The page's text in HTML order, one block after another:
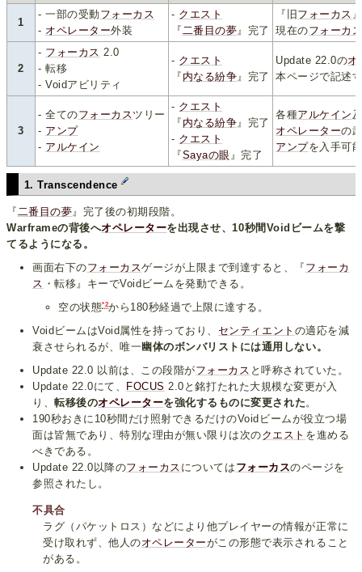
1
- 一部の受動フォーカス
- オペレーター外装
- クエスト
『二番目の夢』完了
『旧 フォーカス
現在のフォーカ
2
- フォーカス 2.0
- 転移
- Voidアビリティ
- クエスト
『 内なる紛争』完了
Update 22.0のオ
本ページで記述
3
- 全てのフォーカスツリー
- アンプ
- アルケイン
- クエスト
『 内なる紛争』完了
- クエスト
『Sayaの眼 』完了
各種アルケイン
オペレーターの
アンプを入手可
1. Transcendence
『 二番目の夢 』完了後の初期段階。
Warframeの背後へオペレーターを出現させ、10秒間Voidビームを撃
てるようになる。
画面右下のフォーカスゲージが上限まで到達すると、『 フォーカ
ス ・転移』キーでVoidビームを発動できる。
空の状態*2から180秒経過で上限に達する。
VoidビームはVoid属性を持っており、 センティエント の適応を減
衰させられるが、唯一幽体のボンバリストには通用しない。
Update 22.0 以前は、この段階がフォーカス と呼称されていた。
Update 22.0にて、
FOCUS 2.0と銘打たれた大規模な変更が入
り、転移後のオペレーターを強化するものに変更された。
190秒おきに10秒間だけ照射できるだけのVoidビームが役立つ場
面は皆無であり、特別な理由が無い限りは次のクエスト を進める
べきである。
Update 22.0以降のフォーカス については フォーカスのページを
参照されたし。
不具合
ラグ（パケットロス）などにより他プレイヤーの情報が正常に
受け取れず、他人のオペレーターがこの形態で表示されること
がある。